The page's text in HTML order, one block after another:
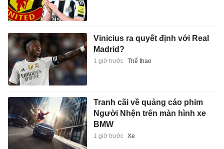
Vinicius ra quyết định với Real
Madrid?
1 giờ trước Thể thao
Tranh cãi về quảng cáo phim
Người Nhện trên màn hình xe
BMW
1 giờ trước Xe